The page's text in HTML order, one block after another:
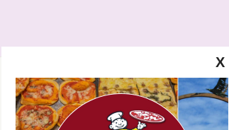
Segui la GRB
X